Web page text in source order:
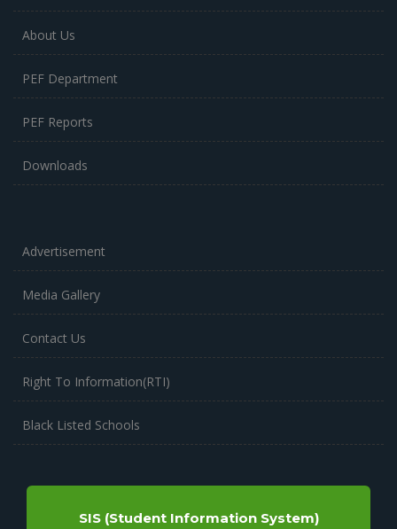
About Us
PEF Department
PEF Reports
Downloads
Advertisement
Media Gallery
Contact Us
Right To Information(RTI)
Black Listed Schools
SIS (Student Information System)